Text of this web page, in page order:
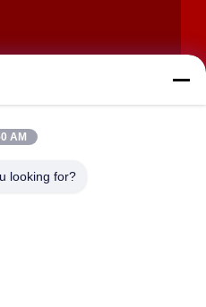
AM
looking for?